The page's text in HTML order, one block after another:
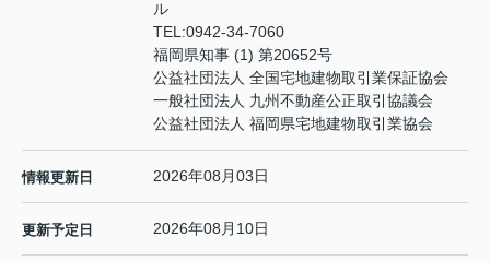
ル
TEL:0942-34-7060
福岡県知事 (1) 第20652号
公益社団法人 全国宅地建物取引業保証協会
一般社団法人 九州不動産公正取引協議会
公益社団法人 福岡県宅地建物取引業協会
情報更新日 2026年08月03日
更新予定日 2026年08月10日